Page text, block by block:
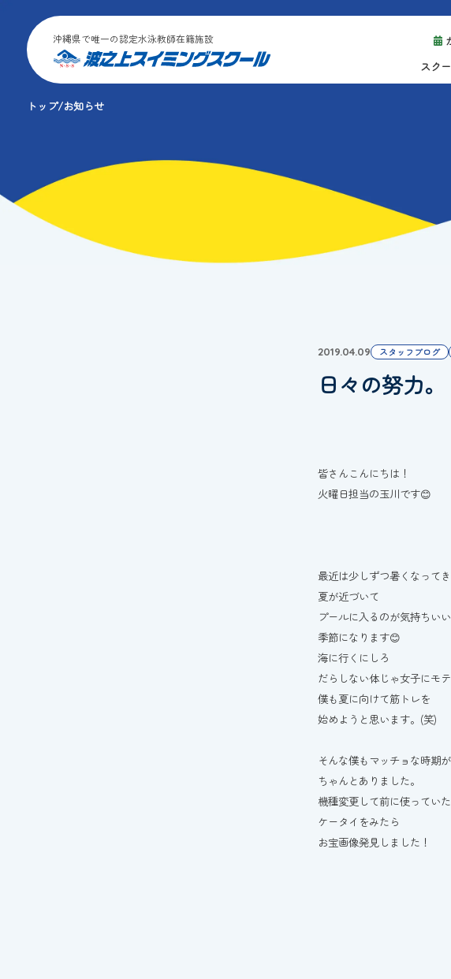
沖縄県で唯一の認定水泳教師在籍施設
スク
トップ お知らせ
2019.04.09 スタッフブログ
日々の努力。
皆さんこんにちは！
火曜日担当の玉川です😊
最近は少しずつ暑くなって
夏が近づいて
プールに入るのが気持ちいい
季節になります😊
海に行くにしろ
だらしない体じゃ女子にモテ
僕も夏に向けて筋トレを
始めようと思います。(笑)
そんな僕もマッチョな時期が
ちゃんとありました。
機種変更して前に使っていた
ケータイをみたら
お宝画像発見しました！